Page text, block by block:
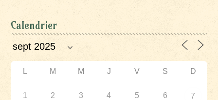
Calendrier
L M M J V S D
1 2 3 4 5 6 7